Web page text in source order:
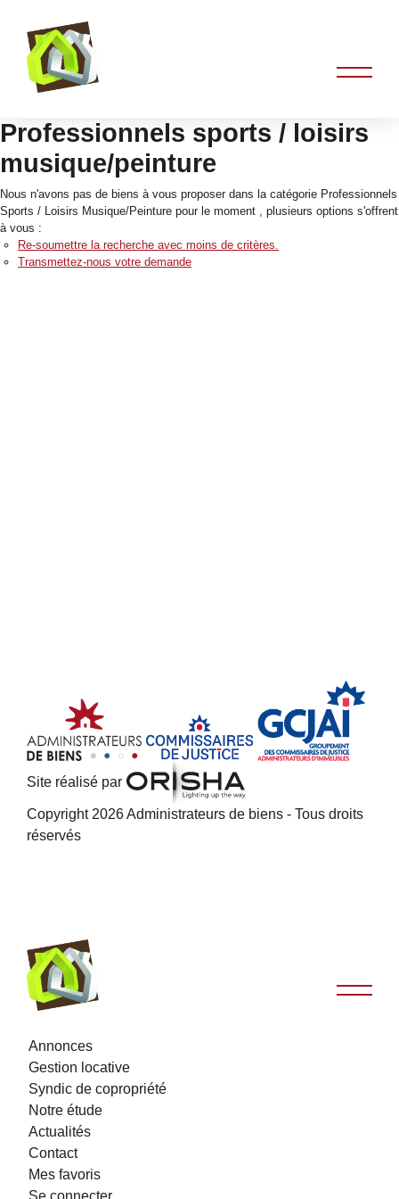
Professionnels sports / loisirs
musique/peinture
Nous n'avons pas de biens à vous proposer dans la catégorie Professionnels
Sports / Loisirs Musique/Peinture pour le moment , plusieurs options s'offrent
à vous :
Re-soumettre la recherche avec moins de critères.
Transmettez-nous votre demande
Site réalisé par
Copyright 2026 Administrateurs de biens - Tous droits
réservés
Annonces
Gestion locative
Syndic de copropriété
Notre étude
Actualités
Contact
Mes favoris
Se connecter